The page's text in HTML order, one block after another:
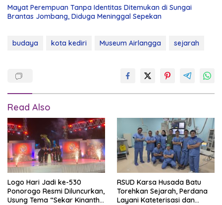
Mayat Perempuan Tanpa Identitas Ditemukan di Sungai
Brantas Jombang, Diduga Meninggal Sepekan
budaya kota kediri Museum Airlangga sejarah
Read Also
Logo Hari Jadi ke-530
Ponorogo Resmi Diluncurkan,
Usung Tema “Sekar Kinanthi,
RSUD Karsa Husada Batu
Torehkan Sejarah, Perdana
Layani Kateterisasi dan